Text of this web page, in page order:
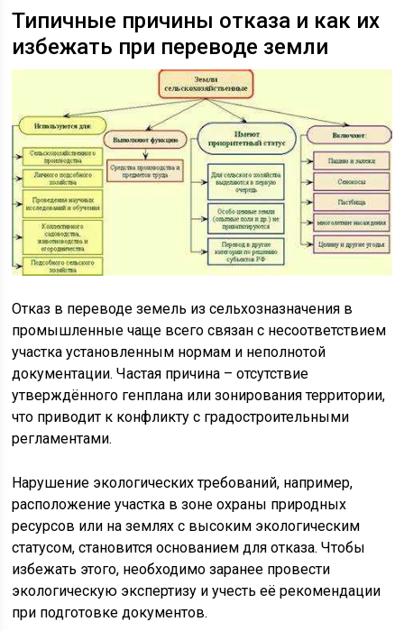
Типичные причины отказа и как их
избежать при переводе земли
Отказ в переводе земель из сельхозназначения в
промышленные чаще всего связан с несоответствием
участка установленным нормам и неполнотой
документации. Частая причина – отсутствие
утверждённого генплана или зонирования территории,
что приводит к конфликту с градостроительными
регламентами.
Нарушение экологических требований, например,
расположение участка в зоне охраны природных
ресурсов или на землях с высоким экологическим
статусом, становится основанием для отказа. Чтобы
избежать этого, необходимо заранее провести
экологическую экспертизу и учесть её рекомендации
при подготовке документов.